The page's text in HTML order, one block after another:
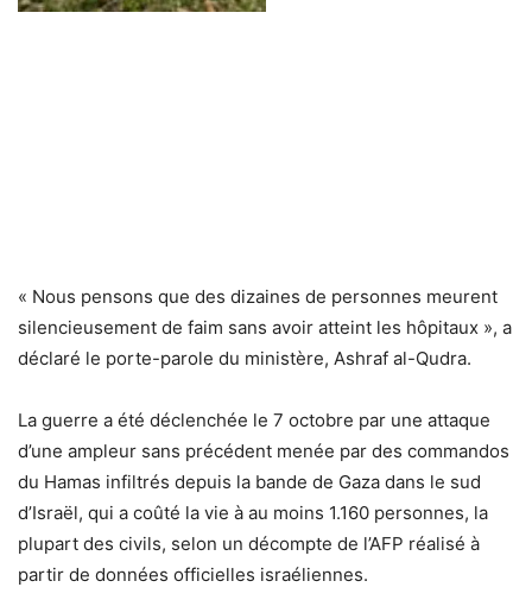
« Nous pensons que des dizaines de personnes meurent
silencieusement de faim sans avoir atteint les hôpitaux », a
déclaré le porte-parole du ministère, Ashraf al-Qudra.
La guerre a été déclenchée le 7 octobre par une attaque
d’une ampleur sans précédent menée par des commandos
du Hamas infiltrés depuis la bande de Gaza dans le sud
d’Israël, qui a coûté la vie à au moins 1.160 personnes, la
plupart des civils, selon un décompte de l’AFP réalisé à
partir de données officielles israéliennes.